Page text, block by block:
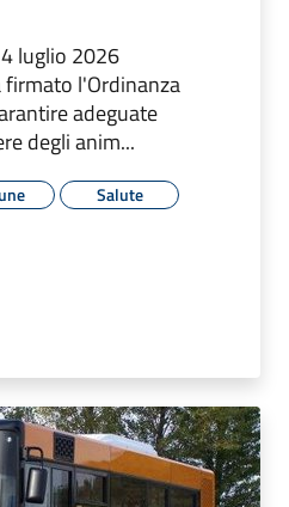
luglio 2026
l'Ordinanza
adeguate
degli anim...
Salute